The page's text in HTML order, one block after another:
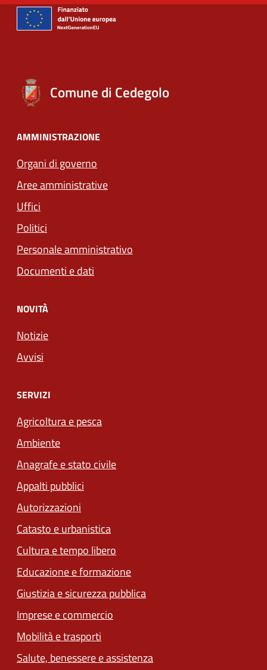
Comune di Cedegolo
AMMINISTRAZIONE
Organi di governo
Aree amministrative
Uffici
Politici
Personale amministrativo
Documenti e dati
NOVITÀ
Notizie
Avvisi
SERVIZI
Agricoltura e pesca
Ambiente
Anagrafe e stato civile
Appalti pubblici
Autorizzazioni
Catasto e urbanistica
Cultura e tempo libero
Educazione e formazione
Giustizia e sicurezza pubblica
Imprese e commercio
Mobilità e trasporti
Salute, benessere e assistenza